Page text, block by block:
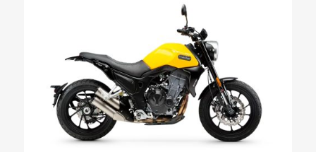
CONTACTO
Search